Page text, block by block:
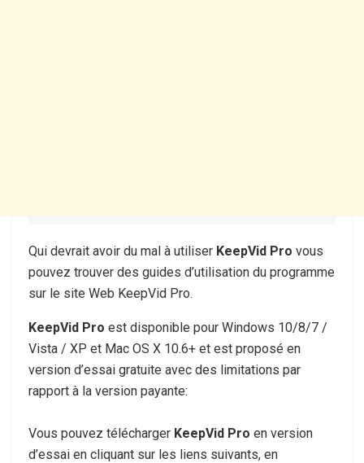
Qui devrait avoir du mal à utiliser KeepVid Pro vous
pouvez trouver des guides d’utilisation du programme
sur le site Web KeepVid Pro.
KeepVid Pro est disponible pour Windows 10/8/7 /
Vista / XP et Mac OS X 10.6+ et est proposé en
version d’essai gratuite avec des limitations par
rapport à la version payante:
Vous pouvez télécharger KeepVid Pro en version
d’essai en cliquant sur les liens suivants, en